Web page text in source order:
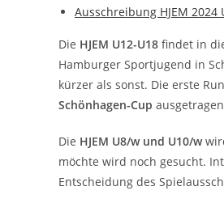
Ausschreibung HJEM 2024
Die HJEM U12-U18 findet in
Hamburger Sportjugend in
kürzer als sonst. Die erste
Schönhagen-Cup
Die HJEM U8/w und U10/w
möchte wird noch gesucht.
Entscheidung des